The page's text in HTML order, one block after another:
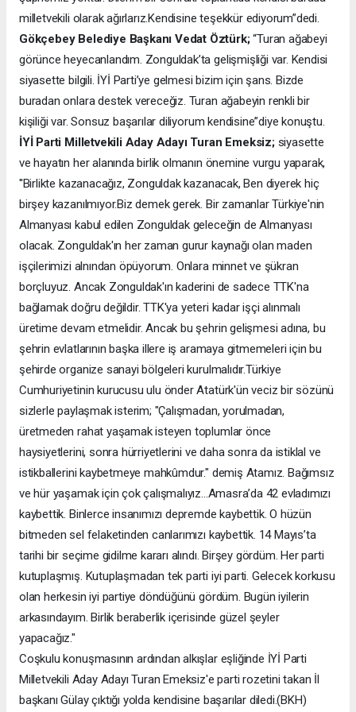
milletvekili olarak ağırlarız.Kendisine teşekkür ediyorum”dedi.
Gökçebey Belediye Başkanı Vedat Öztürk;“Turan ağabeyi
görünce heyecanlandım. Zonguldak’ta gelişmişliği var. Kendisi
siyasette bilgili. İYİ Parti’ye gelmesi bizim için şans. Bizde
buradan onlara destek vereceğiz. Turan ağabeyin renkli bir
kişiliği var. Sonsuz başarılar diliyorum kendisine”diye konuştu.
İYİ Parti Milletvekili Aday Adayı Turan Emeksiz;siyasette
ve hayatın her alanında birlik olmanın önemine vurgu yaparak,
''Birlikte kazanacağız, Zonguldak kazanacak, Ben diyerek hiç
birşey kazanılmıyor.Biz demek gerek. Bir zamanlar Türkiye'nin
Almanyası kabul edilen Zonguldak geleceğin de Almanyası
olacak. Zonguldak'ın her zaman gurur kaynağı olan maden
işçilerimizi alnından öpüyorum. Onlara minnet ve şükran
borçluyuz. Ancak Zonguldak'ın kaderini de sadece TTK'na
bağlamak doğru değildir. TTK'ya yeteri kadar işçi alınmalı
üretime devam etmelidir. Ancak bu şehrin gelişmesi adına, bu
şehrin evlatlarının başka illere iş aramaya gitmemeleri için bu
şehirde organize sanayi bölgeleri kurulmalıdır.Türkiye
Cumhuriyetinin kurucusu ulu önder Atatürk'ün veciz bir sözünü
sizlerle paylaşmak isterim; "Çalışmadan, yorulmadan,
üretmeden rahat yaşamak isteyen toplumlar önce
haysiyetlerini, sonra hürriyetlerini ve daha sonra da istiklal ve
istikballerini kaybetmeye mahkûmdur." demiş Atamız. Bağımsız
ve hür yaşamak için çok çalışmalıyız...Amasra’da 42 evladımızı
kaybettik. Binlerce insanımızı depremde kaybettik. O hüzün
bitmeden sel felaketinden canlarımızı kaybettik. 14 Mayıs’ta
tarihi bir seçime gidilme kararı alındı. Birşey gördüm. Her parti
kutuplaşmış. Kutuplaşmadan tek parti iyi parti. Gelecek korkusu
olan herkesin iyi partiye döndüğünü gördüm. Bugün iyilerin
arkasındayım. Birlik beraberlik içerisinde güzel şeyler
yapacağız."
Coşkulu konuşmasının ardından alkışlar eşliğinde İYİ Parti
Milletvekili Aday Adayı Turan Emeksiz'e parti rozetini takan İl
başkanı Gülay çıktığı yolda kendisine başarılar diledi.(BKH)